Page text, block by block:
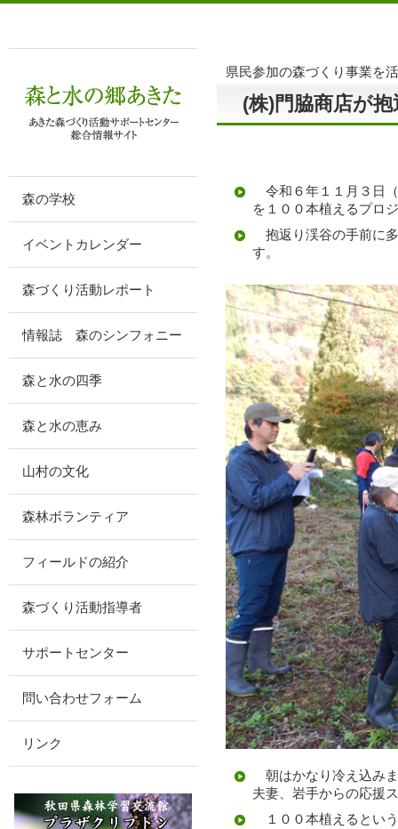
森の学校
イベントカレンダー
森づくり活動レポート
情報誌 森のシンフォニー
森と水の四季
森と水の恵み
山村の文化
森林ボランティア
フィールドの紹介
森づくり活動指導者
サポートセンター
問い合わせフォーム
リンク
県民参加の森づくり事業を
(株)門脇商店が
令和６年１１月３日
を１００本植えるプロ
抱返り渓谷の手前に
す。
朝はかなり冷え込み
夫妻、岩手からの応援
１００本植えるとい